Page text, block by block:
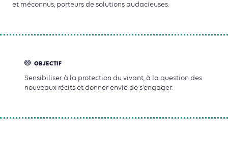
et méconnus, porteurs de solutions audacieuses.
OBJECTIF
Sensibiliser à la protection du vivant, à la question des
nouveaux récits et donner envie de s'engager.